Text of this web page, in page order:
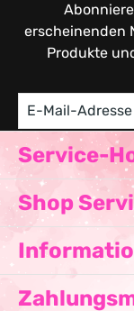
erscheinenden
Produkte
Service-
Shop